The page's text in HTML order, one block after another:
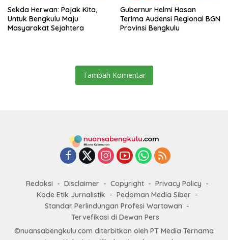
Sekda Herwan: Pajak Kita,
Untuk Bengkulu Maju
Masyarakat Sejahtera
Gubernur Helmi Hasan
Terima Audensi Regional BGN
Provinsi Bengkulu
Tambah Komentar
Redaksi Disclaimer Copyright
Privacy Policy
Kode Etik Jurnalistik
Pedoman Media Siber
Standar Perlindungan Profesi Wartawan
Tervefikasi di Dewan Pers
©nuansabengkulu.com diterbitkan oleh PT Media Ternama